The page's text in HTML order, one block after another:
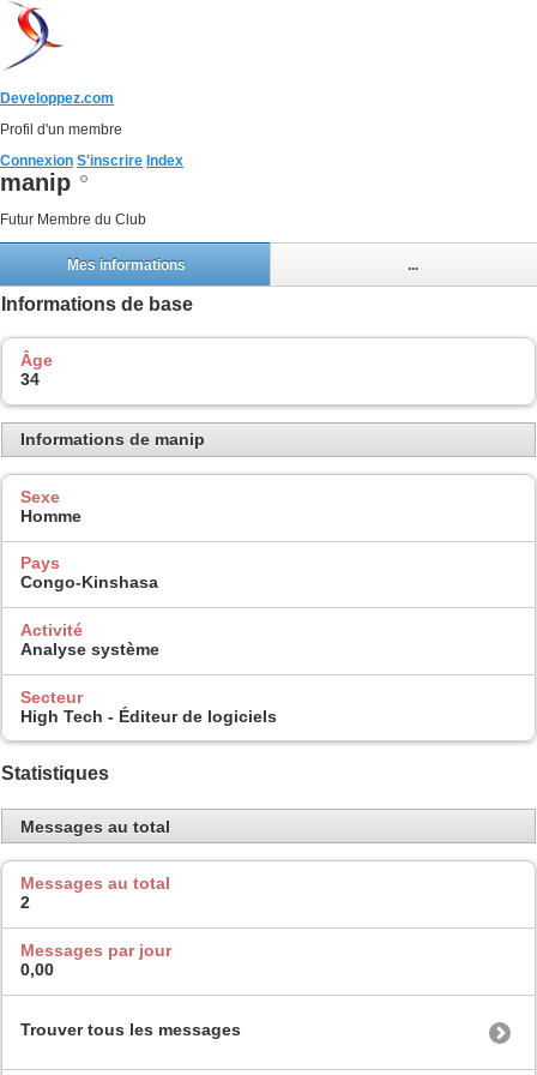
Developpez.com
Profil d'un membre
Connexion S'inscrire Index
manip
Futur Membre du Club
Mes informations ...
Informations de base
Âge
34
Informations de manip
Sexe
Homme
Pays
Congo-Kinshasa
Activité
Analyse système
Secteur
High Tech - Éditeur de logiciels
Statistiques
Messages au total
Messages au total
2
Messages par jour
0,00
Trouver tous les messages